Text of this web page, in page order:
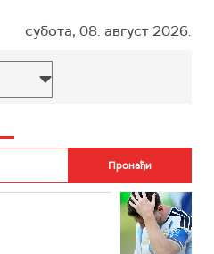
субота, 08. август 2026.